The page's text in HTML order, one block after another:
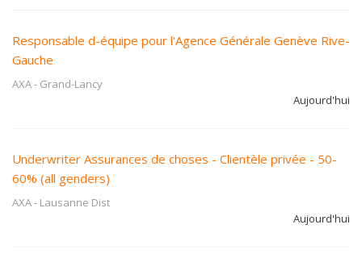
Responsable d-équipe pour l'Agence Générale Genève Rive-
Gauche
AXA- Grand-Lancy
Aujourd'hui
Underwriter Assurances de choses - Clientèle privée - 50-
60% (all genders)
AXA- Lausanne Dist
Aujourd'hui